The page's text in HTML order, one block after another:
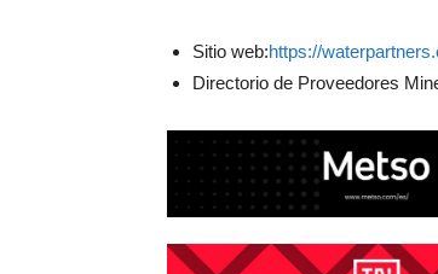
Sitio web:https://
Directorio de Proveedores